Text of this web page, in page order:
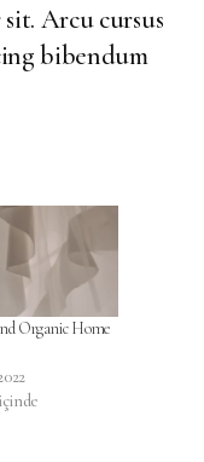
Arcu cursus
bibendum
Organic Home